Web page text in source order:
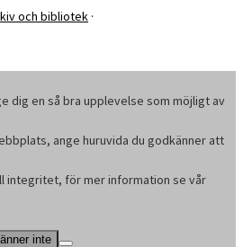
och bibliotek ·
dig en så bra upplevelse som möjligt av
ange huruvida du godkänner att
integritet, för mer information se vår
inte